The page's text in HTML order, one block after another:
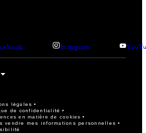
Instagram
légales
de confidentialité
en matière de cookies
vendre mes informations personnelles